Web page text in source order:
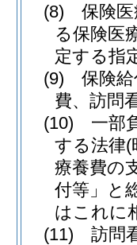
(8)
保険
る保険医
定する指
(9)
保険
費、訪問
(10)
一部
する法律(
療養費の
付等」と
はこれに
(11)
訪問